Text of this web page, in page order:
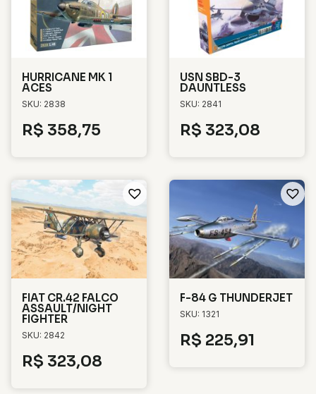
HURRICANE MK 1
ACES
SKU: 2838
R$ 358,75
USN SBD-3
DAUNTLESS
SKU: 2841
R$ 323,08
FIAT CR.42 FALCO
ASSAULT/NIGHT
FIGHTER
SKU: 2842
R$ 323,08
F-84 G THUNDERJET
SKU: 1321
R$ 225,91